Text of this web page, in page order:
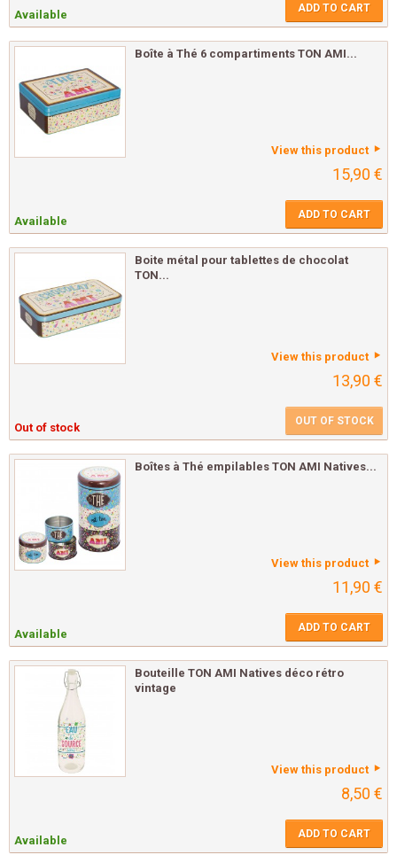
Available ADD TO CART
Boîte à Thé 6 compartiments TON AMI...
View this product
15,90 €
Available ADD TO CART
Boite métal pour tablettes de chocolat
TON...
View this product
13,90 €
Out of stock OUT OF STOCK
Boîtes à Thé empilables TON AMI Natives...
View this product
11,90 €
Available ADD TO CART
Bouteille TON AMI Natives déco rétro
vintage
View this product
8,50 €
Available ADD TO CART